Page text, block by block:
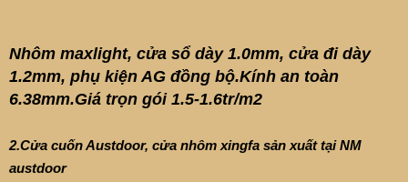
Nhôm maxlight, cửa sổ dày 1.0mm, cửa đi dày
1.2mm, phụ kiện AG đồng bộ.Kính an toàn
6.38mm.Giá trọn gói 1.5-1.6tr/m2
2.Cửa cuốn Austdoor, cửa nhôm xingfa sản xuất tại NM
austdoor